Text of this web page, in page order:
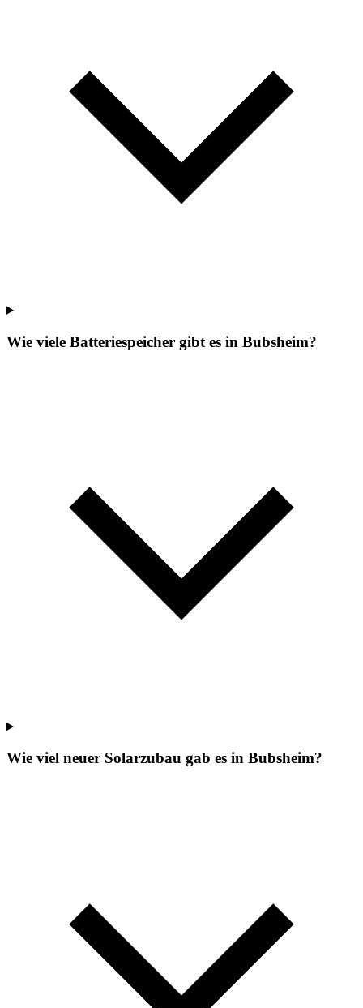
Wie viele Batteriespeicher gibt es in Bubsheim?
Wie viel neuer Solarzubau gab es in Bubsheim?